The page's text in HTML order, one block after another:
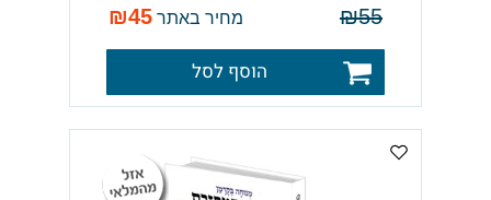
₪55 מחיר באתר ₪45
הוסף לסל